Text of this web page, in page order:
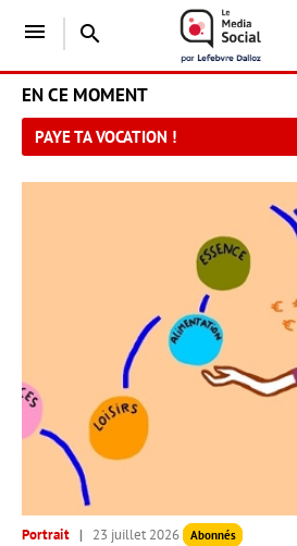
menu search
EN CE MOMENT
PAYE TA VOCATION !
Portrait 23 juillet 2026 Abonnés